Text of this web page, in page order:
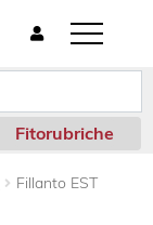
T
o
g
l
e
n
a
Fitorubriche
Fillanto EST